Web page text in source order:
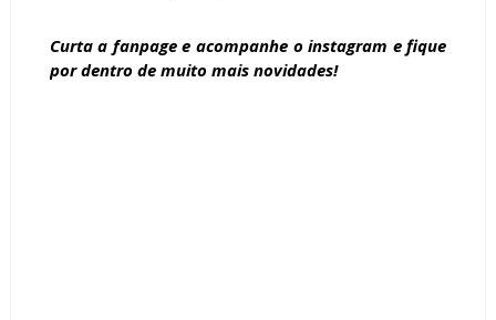
Curta a fanpagee acompanhe oinstagram e fique
por dentro de muito mais novidades!